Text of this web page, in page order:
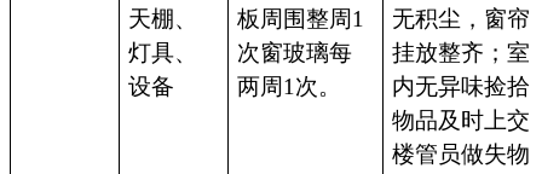
天棚、
灯具、
设备
板周围整周1
次窗玻璃每
两周1次。
无积尘，窗帘
挂放整齐；室
内无异味捡拾
物品及时上交
楼管员做失物